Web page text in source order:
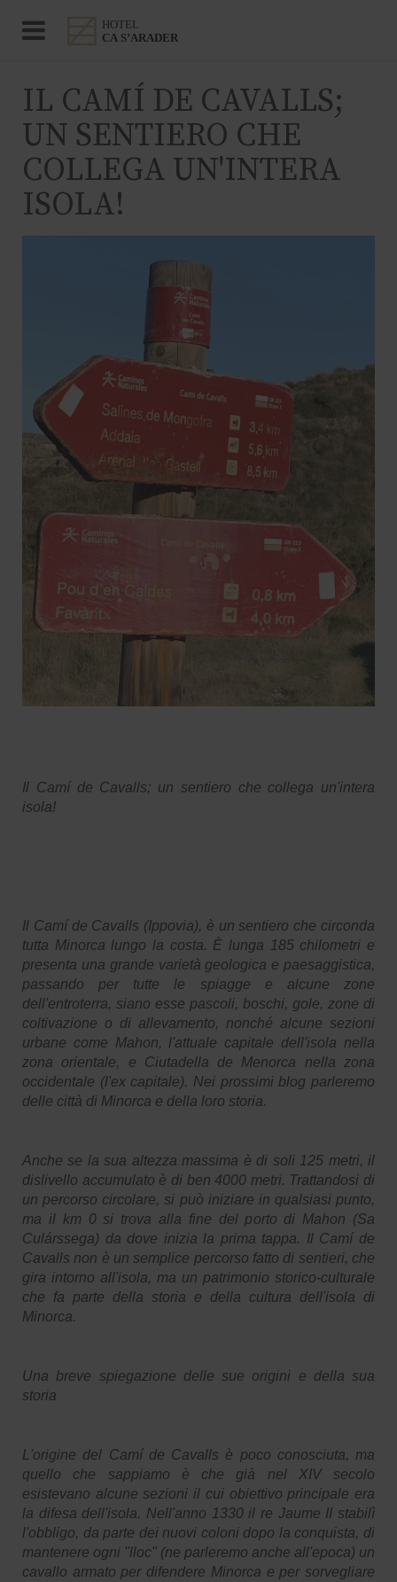
IL CAMÍ DE CAVALLS;
UN SENTIERO CHE
COLLEGA UN'INTERA
ISOLA!
Il Camí de Cavalls; un sentiero che collega un'intera
isola!
Il Camí de Cavalls (Ippovia), è un sentiero che circonda
tutta Minorca lungo la costa. È lunga 185 chilometri e
presenta una grande varietà geologica e paesaggistica,
passando per tutte le spiagge e alcune zone
dell'entroterra, siano esse pascoli, boschi, gole, zone di
coltivazione o di allevamento, nonché alcune sezioni
urbane come Mahon, l'attuale capitale dell'isola nella
zona orientale, e Ciutadella de Menorca nella zona
occidentale (l'ex capitale). Nei prossimi blog parleremo
delle città di Minorca e della loro storia.
Anche se la sua altezza massima è di soli 125 metri, il
dislivello accumulato è di ben 4000 metri. Trattandosi di
un percorso circolare, si può iniziare in qualsiasi punto,
ma il km 0 si trova alla fine del porto di Mahon (Sa
Culárssega) da dove inizia la prima tappa. Il Camí de
Cavalls non è un semplice percorso fatto di sentieri, che
gira intorno all'isola, ma un patrimonio storico-culturale
che fa parte della storia e della cultura dell'isola di
Minorca.
Una breve spiegazione delle sue origini e della sua
storia
L'origine del Camí de Cavalls è poco conosciuta, ma
quello che sappiamo è che già nel XIV secolo
esistevano alcune sezioni il cui obiettivo principale era
la difesa dell'isola. Nell'anno 1330 il re Jaume II stabilì
l'obbligo, da parte dei nuovi coloni dopo la conquista, di
mantenere ogni "lloc" (ne parleremo anche all'epoca) un
cavallo armato per difendere Minorca e per sorvegliare